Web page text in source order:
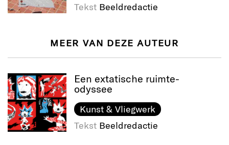
Tekst Beeldredactie
MEER VAN DEZE AUTEUR
Een extatische ruimte-
odyssee
Kunst & Vliegwerk
Tekst Beeldredactie